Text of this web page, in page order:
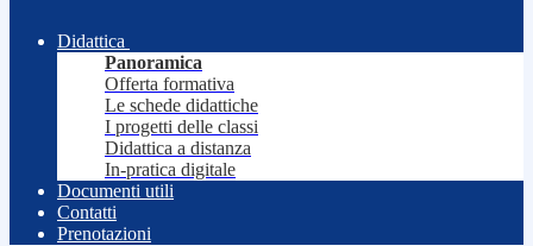
Didattica
Panoramica
Offerta formativa
Le schede didattiche
I progetti delle classi
Didattica a distanza
In-pratica digitale
Documenti utili
Contatti
Prenotazioni